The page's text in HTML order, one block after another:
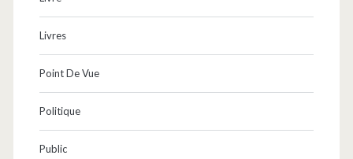
Livres
Point De Vue
Politique
Public